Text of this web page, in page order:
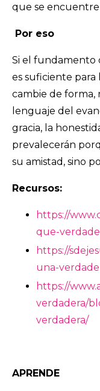
que se
Por eso
Si el fundamento
es suficiente para
cambie de forma,
lenguaje del
gracia, la
prevalecerán
su amistad, sino
Recursos:
https://
que-
https://
una-
https://
verdadera/
verdadera/
APRENDE